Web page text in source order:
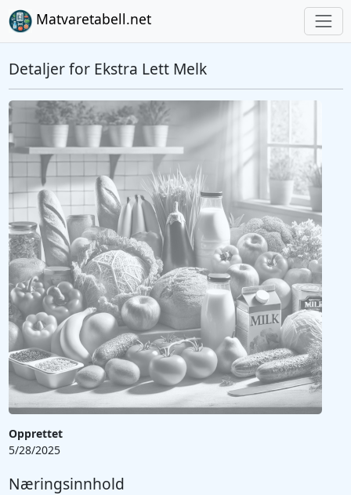
Matvaretabell.net
Detaljer for Ekstra Lett Melk
Opprettet
5/28/2025
Næringsinnhold